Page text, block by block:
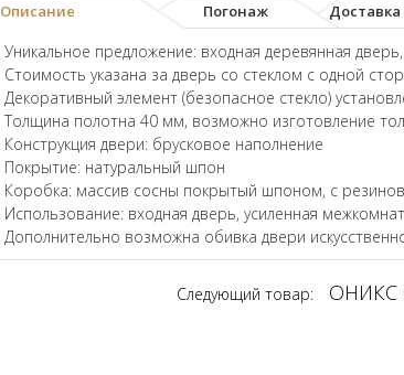
Описание Погонаж Доставка
Уникальное предложение: входная деревянная
Стоимость указана за дверь со стеклом с одной
Декоративный элемент (безопасное стекло)
Толщина полотна 40 мм, возможно изготовление
Конструкция двери: брусковое наполнение
Покрытие: натуральный шпон
Коробка: массив сосны покрытый шпоном, с
Использование: входная дверь, усиленная
Дополнительно возможна обивка двери
Следующий товар: ОНИКС